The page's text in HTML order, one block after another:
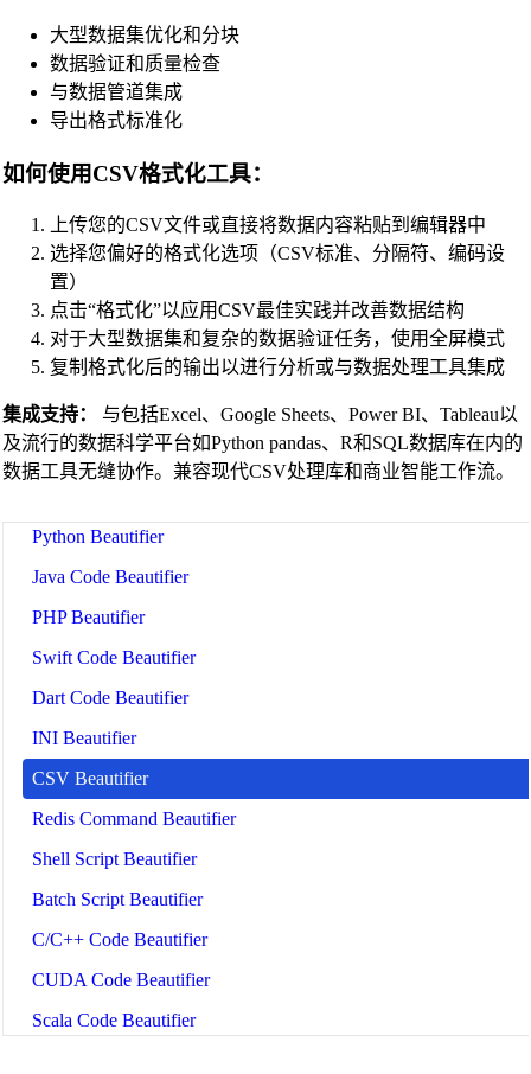
JSX Beautifier
Vue Beautifier
SCSS Beautifier
JSON Beautifier
XML Beautifier
YAML Beautifier
SQL Beautifier
MySQL SQL Beautifier
PostgreSQL SQL Beautifier
MongoDB Query Beautifier
Nginx Config Beautifier
Python Beautifier
Java Code Beautifier
PHP Beautifier
Swift Code Beautifier
Dart Code Beautifier
INI Beautifier
CSV Beautifier
Redis Command Beautifier
Shell Script Beautifier
Batch Script Beautifier
C/C++ Code Beautifier
CUDA Code Beautifier
Scala Code Beautifier
大型数据集优化和分块
数据验证和质量检查
与数据管道集成
导出格式标准化
如何使用CSV格式化工具：
上传您的CSV文件或直接将数据内容粘贴到编辑器中
选择您偏好的格式化选项（CSV标准、分隔符、编码设
置）
点击“格式化”以应用CSV最佳实践并改善数据结构
对于大型数据集和复杂的数据验证任务，使用全屏模式
复制格式化后的输出以进行分析或与数据处理工具集成
集成支持：
与包括Excel、Google Sheets、Power BI、Tableau以
及流行的数据科学平台如Python pandas、R和SQL数据库在内的
数据工具无缝协作。兼容现代CSV处理库和商业智能工作流。